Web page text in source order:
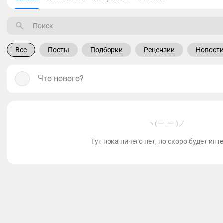
Все Посты Подборки Рецензии Новости
Что нового?
ヽ(ー_ー )ノ
Тут пока ничего нет, но скоро будет